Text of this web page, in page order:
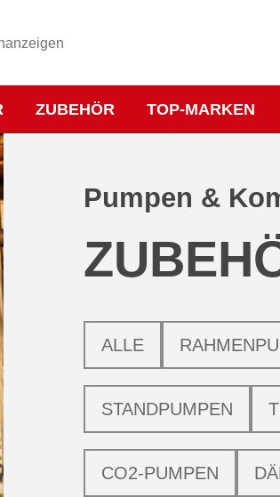
ZUBEHÖR TOP-MARKEN
Pumpen &
ALLE
STANDPUMPEN
CO2-PUMPEN